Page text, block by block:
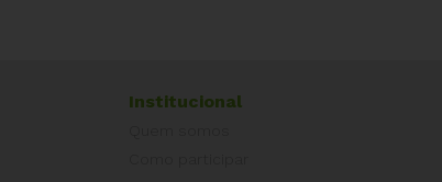
Institucional